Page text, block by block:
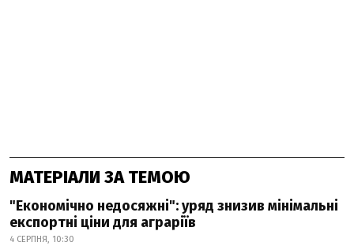
МАТЕРІАЛИ ЗА ТЕМОЮ
"Економічно недосяжні": уряд знизив мінімальні
експортні ціни для аграріїв
4 СЕРПНЯ, 10:30